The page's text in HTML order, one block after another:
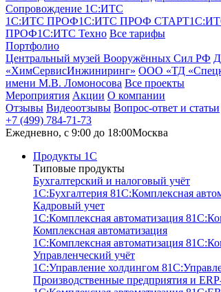
Сопровождение 1С:ИТС
1С:ИТС ПРОФ1С:ИТС ПРОФ СТАРТ
ПРОФ1С:ИТС Техно Все тарифы
Портфолио
Центральный музей Вооружённых Сил РФ
«ХимСервисИнжиниринг» ООО «ТД
имени М.В. Ломоносова Все проекты
Мероприятия Акции О компании
Отзывы Видеоотзывы Вопрос-ответ и статьи
+7 (499) 784-71-73
Ежедневно, c 9:00 до 18:00Москва
Продукты 1С
Типовые продукты
Бухгалтерский и налоговый учёт
1С:Бухгалтерия 81С:Комплексная
Кадровый учет
1С:Комплексная автоматизация 8
Комплексная автоматизация
1С:Комплексная автоматизация 8
Управленческий учёт
1С:Управление холдингом 8
Производственные предприятия и